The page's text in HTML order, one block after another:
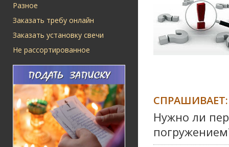
Разное
Заказать требу онлайн
Заказать установку свечи
Не рассортированное
СПРАШИВАЕТ:
Нужно ли